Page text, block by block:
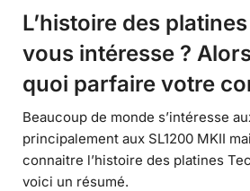
L’histoire des
vous intéresse ?
quoi parfaire votre
Beaucoup de monde s’intéresse
principalement aux SL1200 MKII
connaitre l’histoire des platines
voici un résumé.